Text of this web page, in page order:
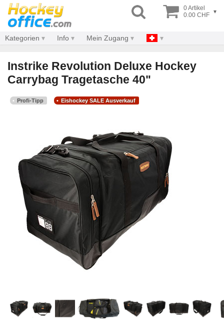
0 Artikel
0.00 CHF ▾
Kategorien Info Mein Zugang
Instrike Revolution Deluxe Hockey
Carrybag Tragetasche 40"
Profi-Tipp Eishockey SALE Ausverkauf